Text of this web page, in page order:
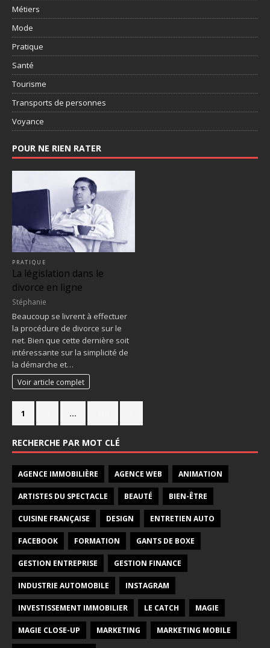
Métiers
Mode
Pratique
Santé
Tourisme
Transports de personnes
Voyance
POUR NE RIEN RATER
PRATIQUE
La législation dans le
divorce en ligne
Stéphanie
Beaucoup se livrent à effectuer
la procédure de divorce sur le
net. Bien que cette dernière soit
intéressante sur la simplicité de
la démarche et…
Voir article complet
1 …
RECHERCHE PAR MOT CLÉ
AGENCE IMMOBILIÈRE AGENCE WEB ANIMATION
ARTISTES DU SPECTACLE BEAUTÉ BIEN-ÊTRE
CUISINE FRANÇAISE DESIGN ENTRETIEN AUTO
FACEBOOK FORMATION GANTS DE BOXE
GESTION ENTREPRISE GESTION FINANCE
INDUSTRIE AUTOMOBILE INSTAGRAM
INVESTISSEMENT IMMOBILIER LE CATCH MAGIE
MAGIE CLOSE-UP MARKETING MARKETING MOBILE